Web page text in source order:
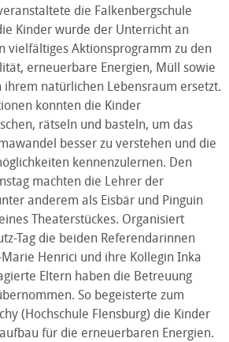
die Falkenbergschule
Kinder wurde der Unterricht an
vielfältiges Aktionsprogramm zu den
erneuerbare Energien, Müll sowie
ihrem natürlichen Lebensraum ersetzt.
konnten die Kinder
rätseln und basteln, um das
besser zu verstehen und die
kennenzulernen. Den
machten die Lehrer der
anderem als Eisbär und Pinguin
Theaterstückes. Organisiert
Tag die beiden Referendarinnen
Henrici und ihre Kollegin Inka
Eltern haben die Betreuung
So begeisterte zum
(Hochschule Flensburg) die Kinder
für die erneuerbaren Energien.